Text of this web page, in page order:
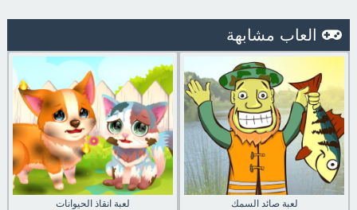
العاب مشابهة
لعبة انقاذ الحيوانات لعبة صائد السمك